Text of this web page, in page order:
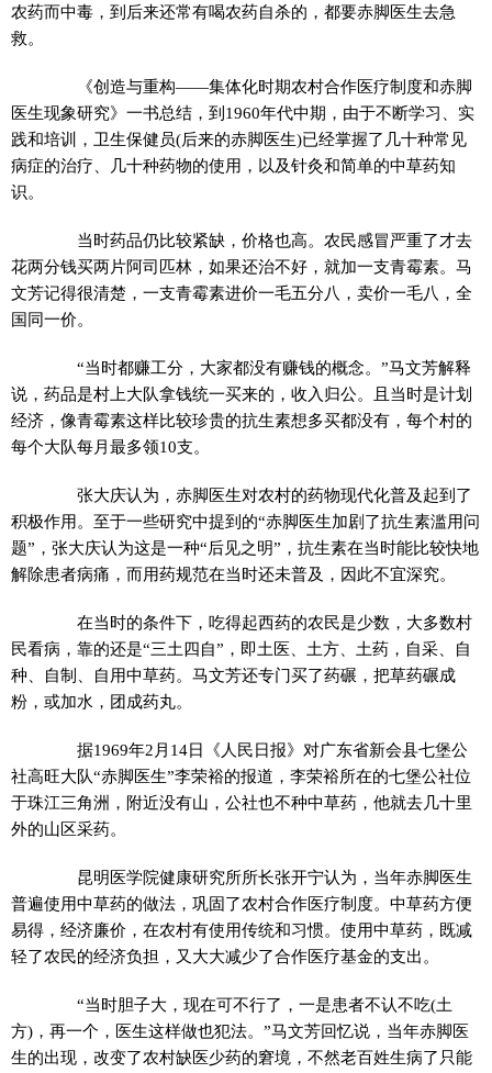
农药而中毒，到后来还常有喝农药自杀的，都要赤脚医生去急
救。
《创造与重构——集体化时期农村合作医疗制度和赤脚
医生现象研究》一书总结，到1960年代中期，由于不断学习、实
践和培训，卫生保健员(后来的赤脚医生)已经掌握了几十种常见
病症的治疗、几十种药物的使用，以及针灸和简单的中草药知
识。
当时药品仍比较紧缺，价格也高。农民感冒严重了才去
花两分钱买两片阿司匹林，如果还治不好，就加一支青霉素。马
文芳记得很清楚，一支青霉素进价一毛五分八，卖价一毛八，全
国同一价。
“当时都赚工分，大家都没有赚钱的概念。”马文芳解释
说，药品是村上大队拿钱统一买来的，收入归公。且当时是计划
经济，像青霉素这样比较珍贵的抗生素想多买都没有，每个村的
每个大队每月最多领10支。
张大庆认为，赤脚医生对农村的药物现代化普及起到了
积极作用。至于一些研究中提到的“赤脚医生加剧了抗生素滥用问
题”，张大庆认为这是一种“后见之明”，抗生素在当时能比较快地
解除患者病痛，而用药规范在当时还未普及，因此不宜深究。
在当时的条件下，吃得起西药的农民是少数，大多数村
民看病，靠的还是“三土四自”，即土医、土方、土药，自采、自
种、自制、自用中草药。马文芳还专门买了药碾，把草药碾成
粉，或加水，团成药丸。
据1969年2月14日《人民日报》对广东省新会县七堡公
社高旺大队“赤脚医生”李荣裕的报道，李荣裕所在的七堡公社位
于珠江三角洲，附近没有山，公社也不种中草药，他就去几十里
外的山区采药。
昆明医学院健康研究所所长张开宁认为，当年赤脚医生
普遍使用中草药的做法，巩固了农村合作医疗制度。中草药方便
易得，经济廉价，在农村有使用传统和习惯。使用中草药，既减
轻了农民的经济负担，又大大减少了合作医疗基金的支出。
“当时胆子大，现在可不行了，一是患者不认不吃(土
方)，再一个，医生这样做也犯法。”马文芳回忆说，当年赤脚医
生的出现，改变了农村缺医少药的窘境，不然老百姓生病了只能